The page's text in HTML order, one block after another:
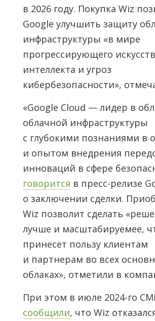
в 2026 году. Покупка Wiz
Google улучшить защиту
инфраструктуры «в мире
прогрессирующего
интеллекта и угроз
кибербезопасности»,
«Google Cloud — лидер в
облачной инфраструктуры
с глубокими познаниями в
и опытом внедрения
инноваций в сфере
говорится в пресс-релизе
о заключении сделки.
Wiz позволит сделать
лучше и масштабируемее,
принесет пользу клиентам
и партнерам во всех
облаках», отметили в
При этом в июле 2024-го
сообщили, что Wiz